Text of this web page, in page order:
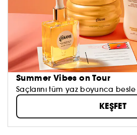
Summer Vibes on Tour
Saçlarını tüm yaz boyunca besle
KEŞFET